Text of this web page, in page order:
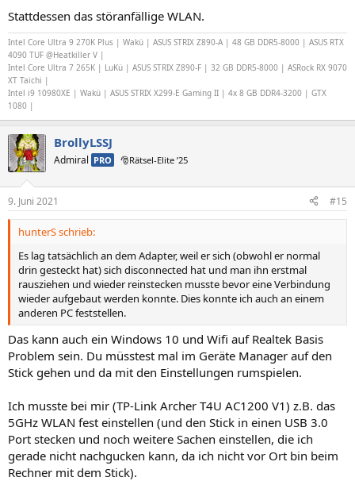
Stattdessen das störanfällige WLAN.
Intel Core Ultra 9 270K Plus | Wakü | ASUS STRIX Z890-A | 48 GB DDR5-8000 | ASUS RTX
4090 TUF @Heatkiller V |
Intel Core Ultra 7 265K | LuKü | ASUS STRIX Z890-F | 32 GB DDR5-8000 | ASRock RX 9070
XT Taichi |
Intel i9 10980XE | Wakü | ASUS STRIX X299-E Gaming II | 4x 8 GB DDR4-3200 | GTX
1080 |
BrollyLSSJ
Admiral PRO 🎅Rätsel-Elite ’25
9. Juni 2021 #15
hunterS schrieb:
Es lag tatsächlich an dem Adapter, weil er sich (obwohl er normal
drin gesteckt hat) sich disconnected hat und man ihn erstmal
rausziehen und wieder reinstecken musste bevor eine Verbindung
wieder aufgebaut werden konnte. Dies konnte ich auch an einem
anderen PC feststellen.
Das kann auch ein Windows 10 und Wifi auf Realtek Basis
Problem sein. Du müsstest mal im Geräte Manager auf den
Stick gehen und da mit den Einstellungen rumspielen.
Ich musste bei mir (TP-Link Archer T4U AC1200 V1) z.B. das
5GHz WLAN fest einstellen (und den Stick in einen USB 3.0
Port stecken und noch weitere Sachen einstellen, die ich
gerade nicht nachgucken kann, da ich nicht vor Ort bin beim
Rechner mit dem Stick).